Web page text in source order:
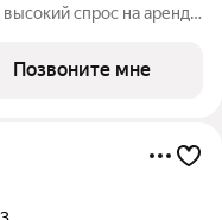
спрос на аренду
Позвоните мне